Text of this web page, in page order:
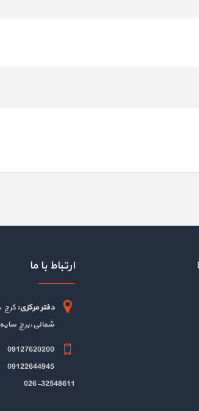
ارتباط با ما
دفتر مرکزی: کرج
شمالی،برج سایه ،طبقه
09127620200
09122644945
026-32548611